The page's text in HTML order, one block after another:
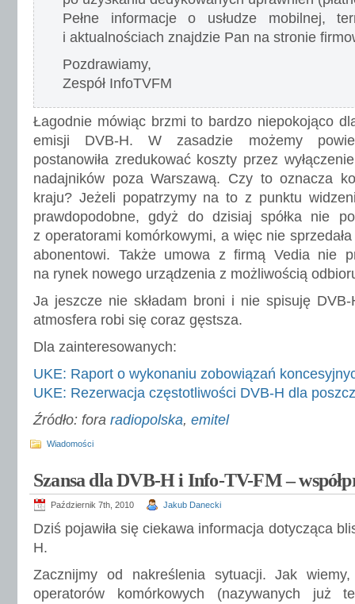
Pełne informacje o usłudze mobilnej,
i aktualnościach znajdzie Pan na stronie
Pozdrawiamy,
Zespół InfoTVFM
Łagodnie mówiąc brzmi to bardzo niepokojąco
emisji DVB-H. W zasadzie możemy
postanowiła zredukować koszty przez
nadajników poza Warszawą. Czy to oznacza
kraju? Jeżeli popatrzymy na to z punktu
prawdopodobne, gdyż do dzisiaj spółka nie
z operatorami komórkowymi, a więc nie
abonentowi. Także umowa z firmą Vedia nie
na rynek nowego urządzenia z możliwością
Ja jeszcze nie składam broni i nie spisuję
atmosfera robi się coraz gęstsza.
Dla zainteresowanych:
UKE: Raport o wykonaniu zobowiązań
UKE: Rezerwacja częstotliwości DVB-H dla
Źródło: fora radiopolska, emitel
Wiadomości
Szansa dla DVB-H i Info-TV-FM –
Październik 7th, 2010 Jakub Danecki
Dziś pojawiła się ciekawa informacja dotycząca
H.
Zacznijmy od nakreślenia sytuacji. Jak
operatorów komórkowych (nazywanych już